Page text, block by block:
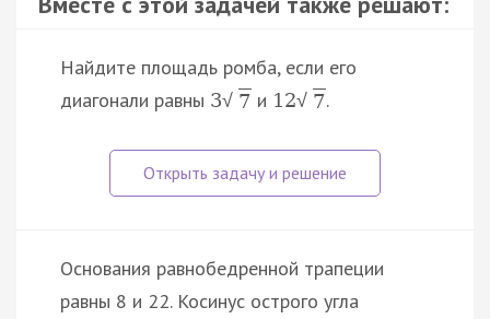
Найдите площадь ромба, если его
диагонали равны 3√ 7 и 12√ 7.
Основания равнобедренной трапеции
равны 8 и 22. Косинус острого угла